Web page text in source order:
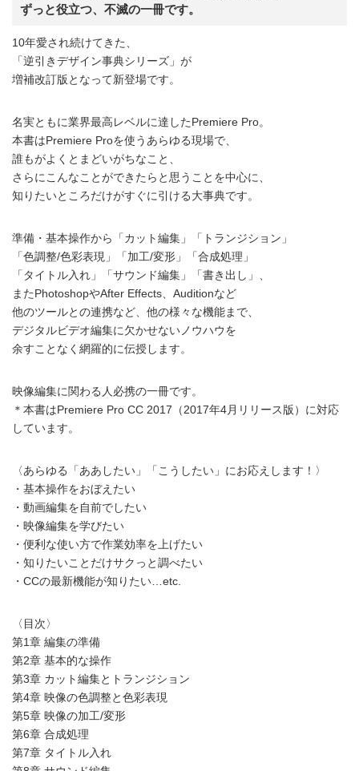
ずっと役立つ、不滅の一冊です。
10年愛され続けてきた、
「逆引きデザイン事典シリーズ」が
増補改訂版となって新登場です。
名実ともに業界最高レベルに達したPremiere Pro。
本書はPremiere Proを使うあらゆる現場で、
誰もがよくとまどいがちなこと、
さらにこんなことができたらと思うことを中心に、
知りたいところだけがすぐに引ける大事典です。
準備・基本操作から「カット編集」「トランジション」
「色調整/色彩表現」「加工/変形」「合成処理」
「タイトル入れ」「サウンド編集」「書き出し」、
またPhotoshopやAfter Effects、Auditionなど
他のツールとの連携など、他の様々な機能まで、
デジタルビデオ編集に欠かせないノウハウを
余すことなく網羅的に伝授します。
映像編集に関わる人必携の一冊です。
＊本書はPremiere Pro CC 2017（2017年4月リリース版）に対応
しています。
〈あらゆる「ああしたい」「こうしたい」にお応えします！〉
・基本操作をおぼえたい
・動画編集を自前でしたい
・映像編集を学びたい
・便利な使い方で作業効率を上げたい
・知りたいことだけサクっと調べたい
・CCの最新機能が知りたい…etc.
〈目次〉
第1章 編集の準備
第2章 基本的な操作
第3章 カット編集とトランジション
第4章 映像の色調整と色彩表現
第5章 映像の加工/変形
第6章 合成処理
第7章 タイトル入れ